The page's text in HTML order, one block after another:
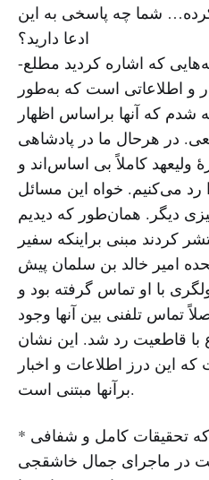
شما چه پاسخی به این
ادعا دارید؟
-از گزارش‌های رسانه‌هایی که اشاره کردید مطلع
و اطلاعاتی است که به‌طور
که آنها براساس اظهار
در هرحال ما در پادشاهی
ولیعهد کاملاً بی اساس‌اند و
رد می‌کنیم. خواه این مسائل
دیگر. همان‌طور که دیدیم
کردند مبنی براینکه سفیر
امیر خالد بن سلمان پیش
با او تماس گرفته بود و
تماس تلفنی بین آنها وجود
قاطعیت رد شد. این نشان
این درز اطلاعات و اخبار
برآنها مبتنی است.
* دولت سعودی متعهد شده که تحقیقات کامل و شفافی
در ماجرای جمال خاشقجی